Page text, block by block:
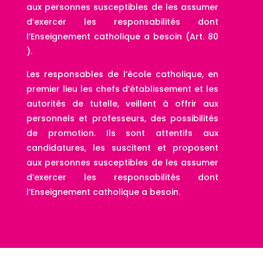
aux personnes susceptibles de les assumer
d’exercer les responsabilités dont
l’Enseignement catholique a besoin (Art. 80
).
Les responsables de l’école catholique, en
premier lieu les chefs d’établissement et les
autorités de tutelle, veillent à offrir aux
personnels et professeurs, des possibilités
de promotion. Ils sont attentifs aux
candidatures, les suscitent et proposent
aux personnes susceptibles de les assumer
d’exercer les responsabilités dont
l’Enseignement catholique a besoin.